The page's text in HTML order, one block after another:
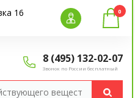
16
8 (495) 132-02-07
Звонок по России бесплатный
0